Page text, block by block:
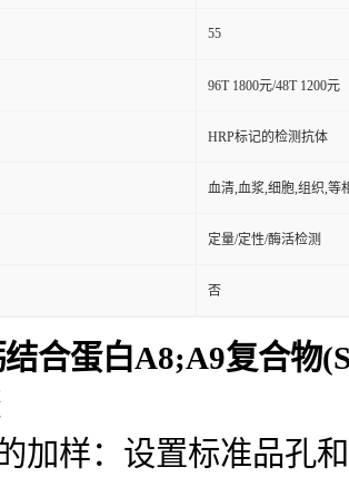
55
96T 1800元/48T 1200元
HRP标记的检测抗体
血清,血浆,细胞,组织,等
定量/定性/酶活检测
否
结合蛋白A8;A9复合物
加样：设置标准品孔